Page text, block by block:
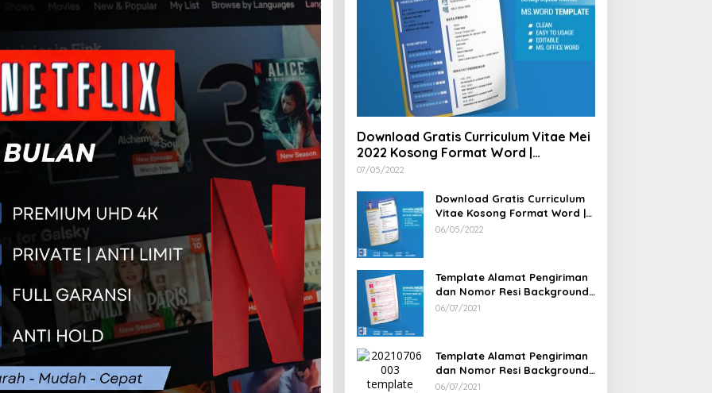
Download Gratis Curriculum Vitae Mei
2022 Kosong Format Word |
Download Gratis Template CV
07/05/2022
Download Gratis Curriculum
Vitae Kosong Format Word |
Download Gratis Template CV
06/05/2022
Template Alamat Pengiriman
dan Nomor Resi Background
Pink dan Bunga Siap Edit
06/07/2021
Template Alamat Pengiriman
dan Nomor Resi Background
Bunga Siap Edit Word
06/07/2021